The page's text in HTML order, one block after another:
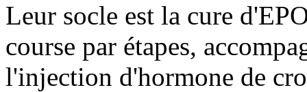
Leur socle est la cure
course par étapes,
l'injection d'hormone de